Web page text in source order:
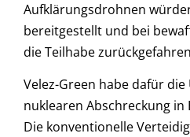
Aufklärungsdrohnen
bereitgestellt und bei
die Teilhabe
Velez-Green habe dafür
nuklearen Abschreckung in
Die konventionelle